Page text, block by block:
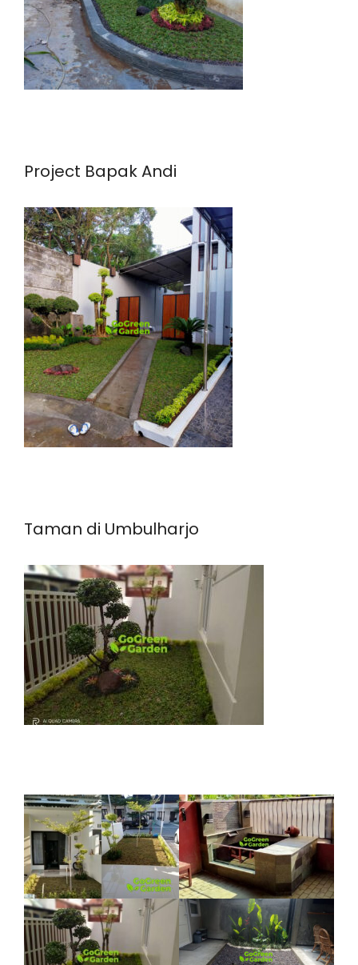
Project Bapak Andi
Taman di Umbulharjo